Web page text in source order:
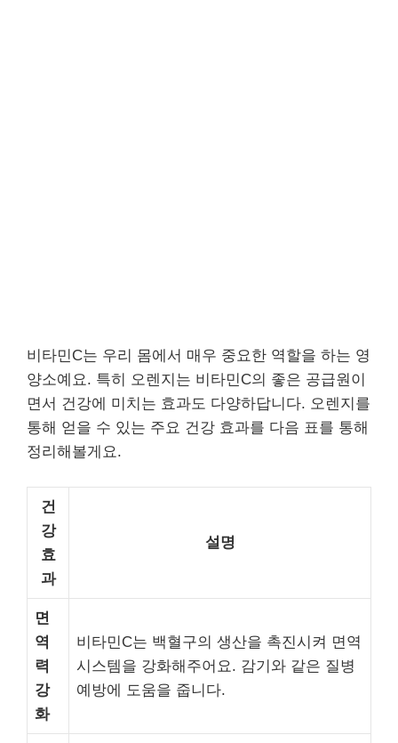
비타민C는 우리 몸에서 매우 중요한 역할을 하는 영
양소예요. 특히 오렌지는 비타민C의 좋은 공급원이
면서 건강에 미치는 효과도 다양하답니다. 오렌지를
통해 얻을 수 있는 주요 건강 효과를 다음 표를 통해
정리해볼게요.
건
강
효
과
설명
면
역
력
강
화
비타민C는 백혈구의 생산을 촉진시켜 면역
시스템을 강화해주어요. 감기와 같은 질병
예방에 도움을 줍니다.